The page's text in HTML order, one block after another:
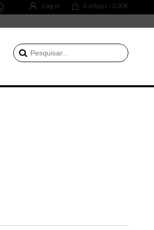
Log-in 0 artigos - 0.00€